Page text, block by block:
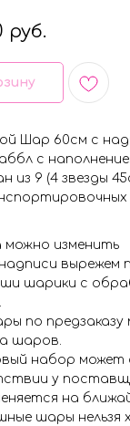
руб.
Шар 60см с
с
из 9 (4 звезды
можно изменить
надписи вырежем
шарики с
по предзаказу
шаров.
набор может
у
на
шары